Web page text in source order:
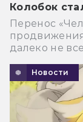
Колобок
Перенос
далеко не
Новости